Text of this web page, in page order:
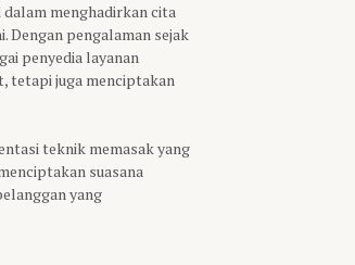
menghadirkan cita
Dengan pengalaman sejak
penyedia layanan
tetapi juga menciptakan
teknik memasak yang
suasana
yang